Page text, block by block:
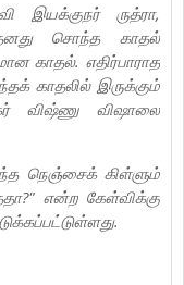
இயக்குநர் ருத்ரா,
தனது சொந்த காதல்
காதல். எதிர்பாராத
காதலில் இருக்கும்
விஷ்ணு விஷாலை
நெஞ்சைக் கிள்ளும்
என்ற கேள்விக்கு